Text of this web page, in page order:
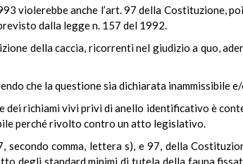
violerebbe anche l’art. 97 della Costituzione,
dalla legge n. 157 del 1992.
della caccia, ricorrenti nel giudizio a quo,
che la questione sia dichiarata inammissibile
dei richiami vivi privi di anello identificativo è
perché rivolto contro un atto legislativo.
comma, lettera s), e 97, della
degli standard minimi di tutela della fauna